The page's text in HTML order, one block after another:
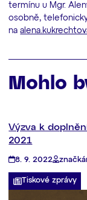
termínu u Mgr.
osobně,
na
Mohlo
Výzva k
2021
8. 9. 2022
Tiskové zprávy